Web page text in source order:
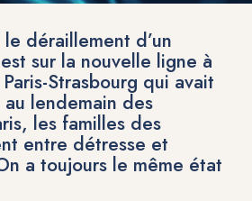
déraillement d’un
sur la nouvelle ligne à
Strasbourg qui avait
lendemain des
les familles des
entre détresse et
a toujours le même état